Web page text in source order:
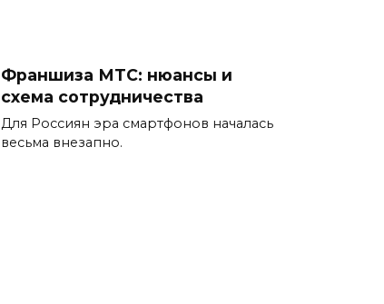
Франшиза МТС: нюансы и
схема сотрудничества
Для Россиян эра смартфонов началась
весьма внезапно.